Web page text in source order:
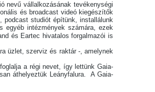
nevű vállalkozásának tevékenységi
és broadcast videó kiegészítők
podcast studiót építünk, installálunk
egyéb intézmények számára, ezek
és Eartec hivatalos forgalmazói is
üzlet, szerviz és raktár -, amelynek
a régi nevet, így lettünk Gaia-
áthelyeztük Leányfalura. A Gaia-